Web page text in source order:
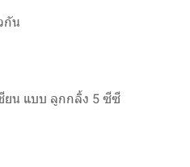
กัน
ยน แบบ ลูกกลิ้ง 5 ซีซี